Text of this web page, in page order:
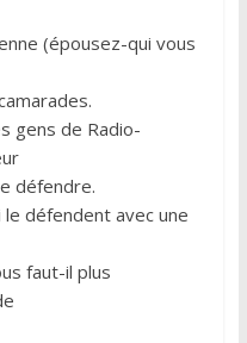
(épousez-qui vous
gens de Radio-
défendre.
le défendent avec une
faut-il plus